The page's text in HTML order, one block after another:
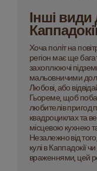
Інші види
Хоча політ на
регіон має ще
захоплюючі
мальовничими
Любові, або
Гьореме, щоб
любителів пригод
квадроциклах та
місцевою кухнею
Незалежно від
кулі в Каппадокії
враженнями, цей